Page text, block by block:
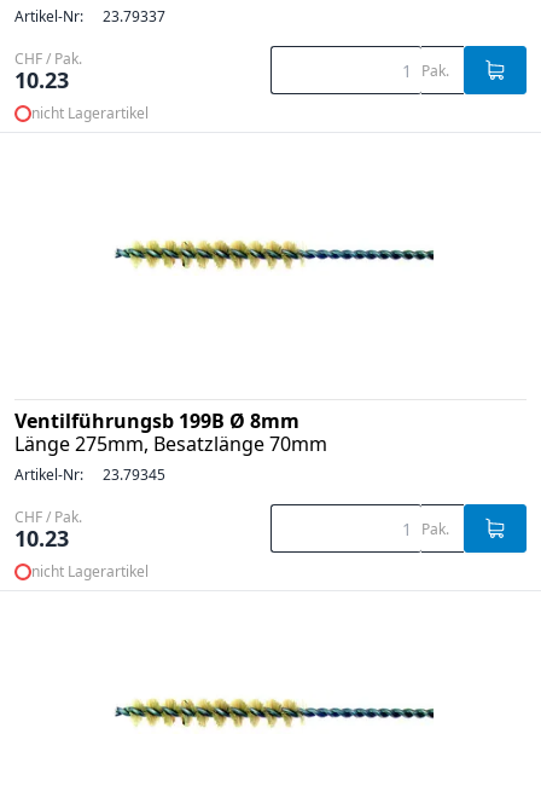
Artikel-Nr: 23.79337
CHF / Pak.
10.23 Pak.
nicht Lagerartikel
Ventilführungsb 199B Ø 8mm
Länge 275mm, Besatzlänge 70mm
Artikel-Nr: 23.79345
CHF / Pak.
10.23 Pak.
nicht Lagerartikel